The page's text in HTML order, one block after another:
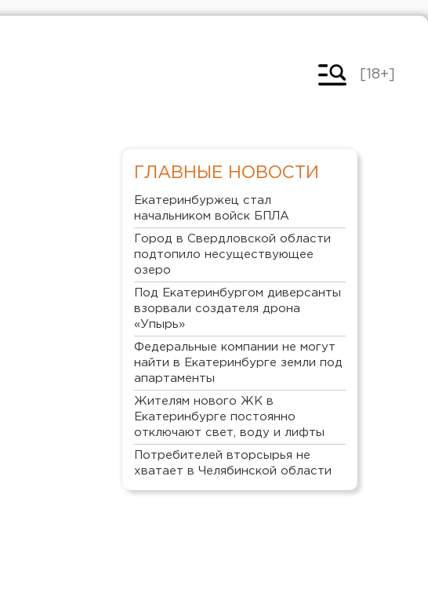
[18+]
ГЛАВНЫЕ НОВОСТИ
Екатеринбуржец стал
начальником войск БПЛА
Город в Свердловской области
подтопило несуществующее
озеро
Под Екатеринбургом диверсанты
взорвали создателя дрона
«Упырь»
Федеральные компании не могут
найти в Екатеринбурге земли под
апартаменты
Жителям нового ЖК в
Екатеринбурге постоянно
отключают свет, воду и лифты
Потребителей вторсырья не
хватает в Челябинской области